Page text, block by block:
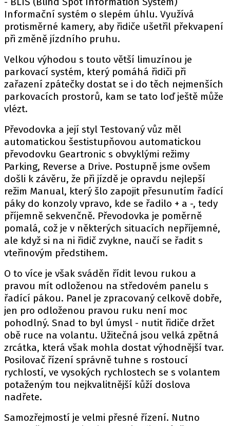
Informační systém o slepém úhlu. Využívá
protisměrné kamery, aby řidiče ušetřil překvapení
při změně jízdního pruhu.
Velkou výhodou s touto větší limuzínou je
parkovací systém, který pomáhá řidiči při
zařazení zpátečky dostat se i do těch nejmenších
parkovacích prostorů, kam se tato loď ještě může
vlézt.
Převodovka a její styl Testovaný vůz měl
automatickou šestistupňovou automatickou
převodovku Geartronic s obvyklými režimy
Parking, Reverse a Drive. Postupně jsme ovšem
došli k závěru, že při jízdě je opravdu nejlepší
režim Manual, který šlo zapojit přesunutím řadící
páky do konzoly vpravo, kde se řadilo + a -, tedy
příjemně sekvenčně. Převodovka je poměrně
pomalá, což je v některých situacích nepříjemné,
ale když si na ni řidič zvykne, naučí se řadit s
vteřinovým předstihem.
O to více je však sváděn řídit levou rukou a
pravou mít odloženou na středovém panelu s
řadící pákou. Panel je zpracovaný celkově dobře,
jen pro odloženou pravou ruku není moc
pohodlný. Snad to byl úmysl - nutit řidiče držet
obě ruce na volantu. Užitečná jsou velká zpětná
zrcátka, která však mohla dostat výhodnější tvar.
Posilovač řízení správně tuhne s rostoucí
rychlostí, ve vysokých rychlostech se s volantem
potaženým tou nejkvalitnější kůží doslova
nadřete.
Samozřejmostí je velmi přesné řízení. Nutno